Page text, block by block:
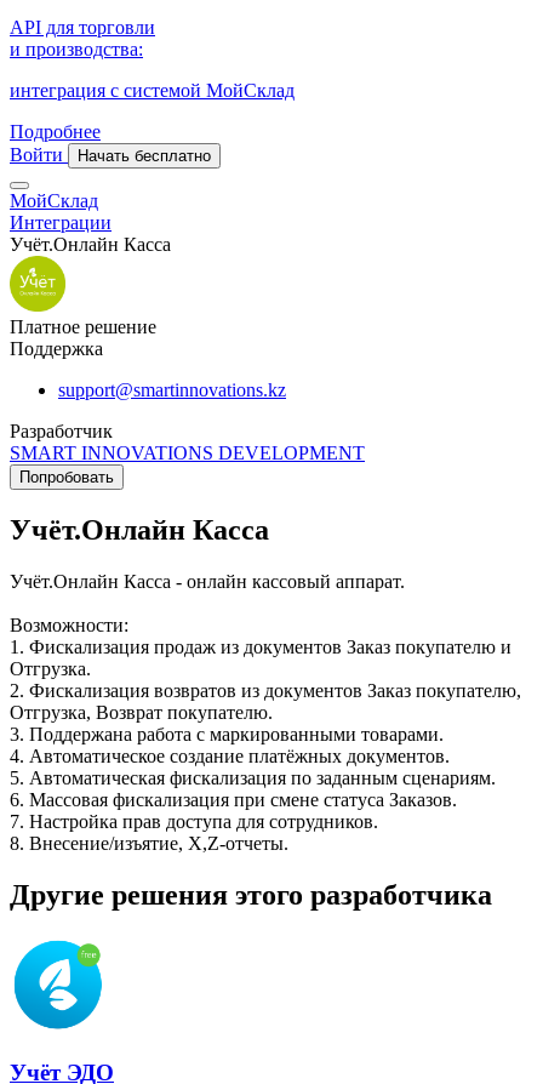
API для торговли
и производства:
интеграция с системой МойСклад
Подробнее
Войти
Начать бесплатно
МойСклад
Интеграции
Учёт.Онлайн Касса
Платное решение
Поддержка
support@smartinnovations.kz
Разработчик
SMART INNOVATIONS DEVELOPMENT
Попробовать
Учёт.Онлайн Касса
Учёт.Онлайн Касса - онлайн кассовый аппарат.
Возможности:
1. Фискализация продаж из документов Заказ покупателю и
Отгрузка.
2. Фискализация возвратов из документов Заказ покупателю,
Отгрузка, Возврат покупателю.
3. Поддержана работа с маркированными товарами.
4. Автоматическое создание платёжных документов.
5. Автоматическая фискализация по заданным сценариям.
6. Массовая фискализация при смене статуса Заказов.
7. Настройка прав доступа для сотрудников.
8. Внесение/изъятие, X,Z-отчеты.
Другие решения этого разработчика
Учёт ЭДО